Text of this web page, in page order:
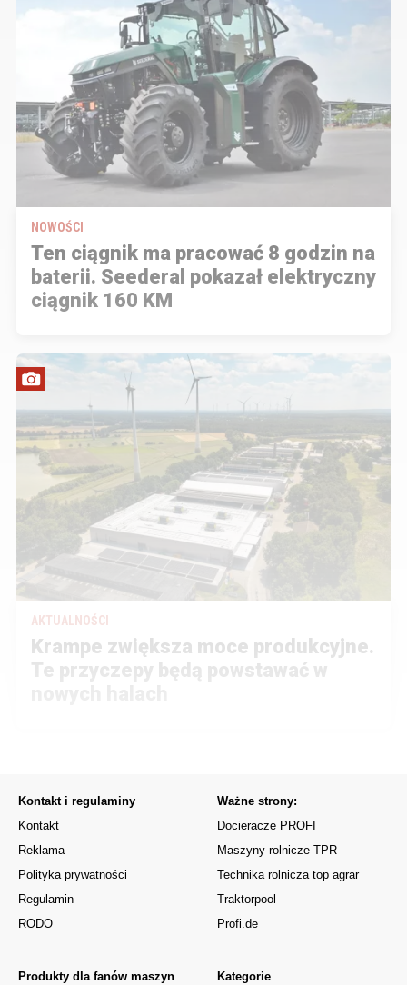
NOWOŚCI
Ten ciągnik ma pracować 8 godzin na
baterii. Seederal pokazał elektryczny
ciągnik 160 KM
AKTUALNOŚCI
Krampe zwiększa moce produkcyjne.
Te przyczepy będą powstawać w
Kontakt i regulaminy
Kontakt
Reklama
Polityka prywatności
Regulamin
RODO
Kategorie
Produkty dla fanów maszyn
Ważne strony:
Docieracze PROFI
Maszyny rolnicze TPR
Technika rolnicza top agrar
Traktorpool
Profi.de